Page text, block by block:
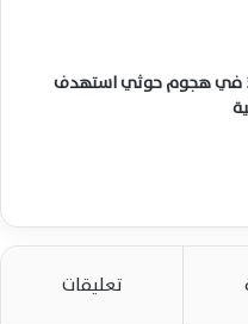
مقتل 7 وإصابة 30 في هجوم حوثي استهدف
تعليقات